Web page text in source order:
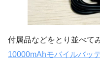
付属品などをとり並べて
10000mAhモバイルバッ